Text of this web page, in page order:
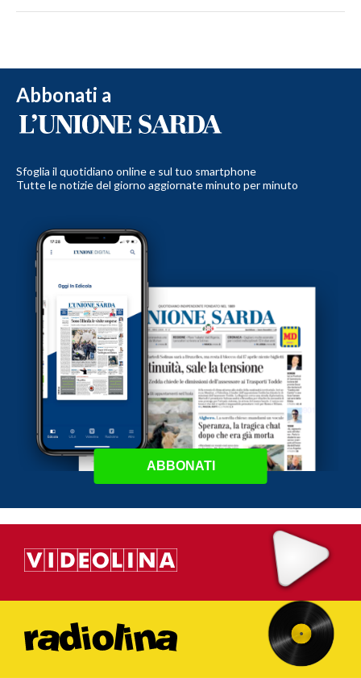
Abbonati a
Sfoglia il quotidiano online e sul tuo smartphone
Tutte le notizie del giorno aggiornate minuto per minuto
ABBONATI